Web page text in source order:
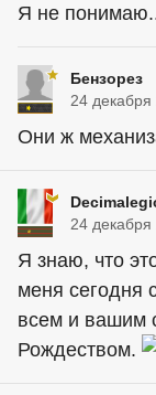
Я не
Бензорез
24
Они ж
24
Я знаю, что
меня сегодня
всем и вашим
Рождеством.